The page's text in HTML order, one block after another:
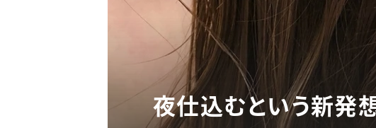
夜仕込むという新発